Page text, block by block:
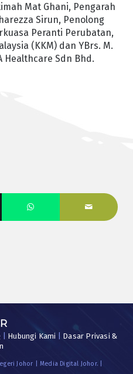
Mat Ghani, Pengarah
Sirun, Penolong
Peranti Perubatan,
(KKM) dan YBrs. M.
Healthcare Sdn Bhd.
Hubungi Kami
Dasar Privasi &
Johor | Media Digital Johor. |